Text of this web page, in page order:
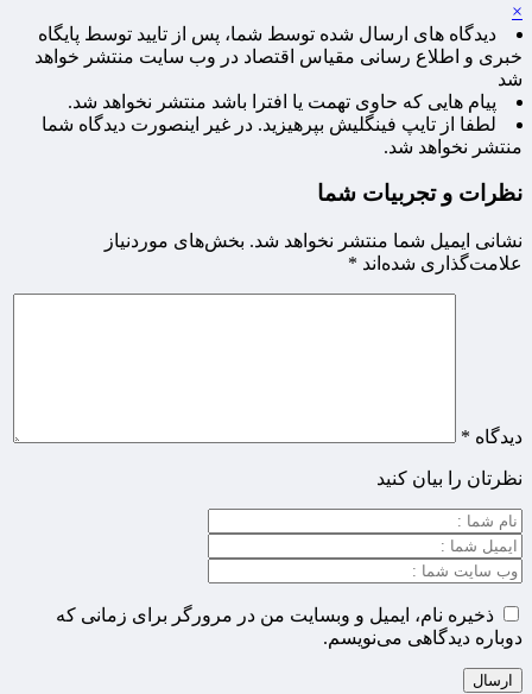
×
دیدگاه های ارسال شده توسط شما، پس از تایید توسط پایگاه
خبری و اطلاع رسانی مقیاس اقتصاد در وب سایت منتشر خواهد
شد
پیام هایی که حاوی تهمت یا افترا باشد منتشر نخواهد شد.
لطفا از تایپ فینگلیش بپرهیزید. در غیر اینصورت دیدگاه شما
منتشر نخواهد شد.
نظرات و تجربیات شما
نشانی ایمیل شما منتشر نخواهد شد. بخش‌های موردنیاز
علامت‌گذاری شده‌اند *
دیدگاه *
نظرتان را بیان کنید
ذخیره نام، ایمیل و وبسایت من در مرورگر برای زمانی که
دوباره دیدگاهی می‌نویسم.